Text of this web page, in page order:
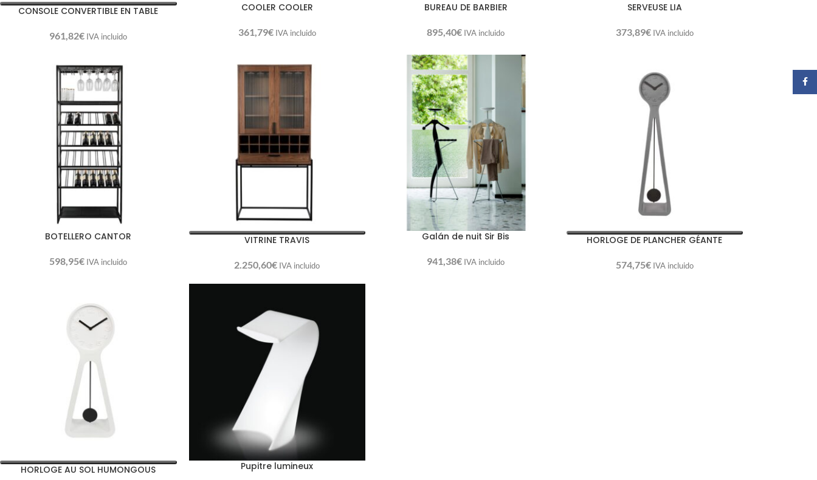
CONSOLE CONVERTIBLE EN TABLE
961,82€ IVA incluido
COOLER COOLER
361,79€ IVA incluido
BUREAU DE BARBIER
895,40€ IVA incluido
SERVEUSE LIA
373,89€ IVA incluido
BOTELLERO CANTOR
598,95€ IVA incluido
VITRINE TRAVIS
2.250,60€ IVA incluido
Galán de nuit Sir Bis
941,38€ IVA incluido
HORLOGE DE PLANCHER GÉANTE
574,75€ IVA incluido
HORLOGE AU SOL HUMONGOUS Pupitre lumineux